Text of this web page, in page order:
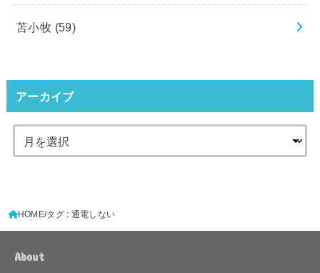
苫小牧 (59)
アーカイブ
HOME タグ : 通電しない
About